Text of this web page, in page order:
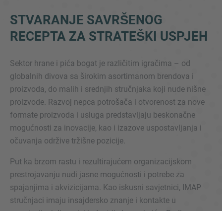
STVARANJE SAVRŠENOG
RECEPTA ZA STRATEŠKI USPJEH
Sektor hrane i pića bogat je različitim igračima – od
globalnih divova sa širokim asortimanom brendova i
proizvoda, do malih i srednjih stručnjaka koji nude nišne
proizvode. Razvoj nepca potrošača i otvorenost za nove
formate proizvoda i usluga predstavljaju beskonačne
mogućnosti za inovacije, kao i izazove uspostavljanja i
očuvanja održive tržišne pozicije.
Put ka brzom rastu i rezultirajućem organizacijskom
prestrojavanju nudi jasne mogućnosti i potrebe za
spajanjima i akvizicijama. Kao iskusni savjetnici, IMAP
stručnjaci imaju insajdersko znanje i kontakte u
Inquiry
Označite da ste pročitali i da se slažete s IMAP
pravnim obavijestima i pravilima o kolačićima.
Pošalji upit